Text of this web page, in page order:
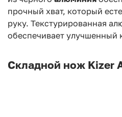
прочный хват, который
руку. Текстурированная
обеспечивает улучшенный
Складной нож Kizer